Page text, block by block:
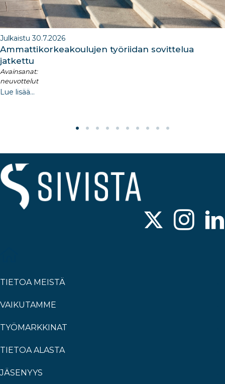
Julkaistu 30.7.2026
Ammattikorkeakoulujen työriidan sovittelua
jatkettu
Avainsanat:
neuvottelut
Lue lisää...
TIETOA MEISTÄ
VAIKUTAMME
TYÖMARKKINAT
TIETOA ALASTA
JÄSENYYS